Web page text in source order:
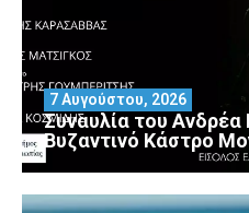
Συναυλία του
Βυζαντινό Κάστρο
7 Αυγούστου, 2026